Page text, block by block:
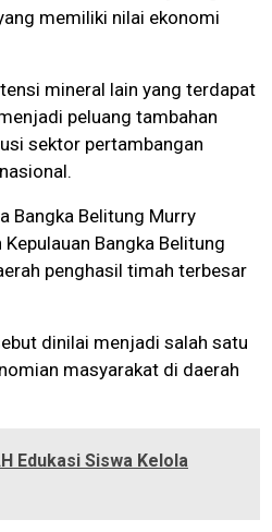
memiliki nilai ekonomi
mineral lain yang terdapat
peluang tambahan
sektor pertambangan
Bangka Belitung Murry
Bangka Belitung
penghasil timah terbesar
dinilai menjadi salah satu
masyarakat di daerah
Edukasi Siswa Kelola